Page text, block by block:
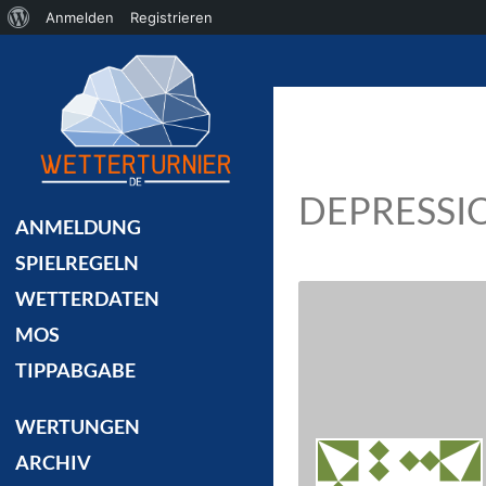
ANMELDUNG
SPIELREGELN
WETTERDATEN
MOS
TIPPABGABE
WERTUNGEN
ARCHIV
Über
Anmelden Registrieren